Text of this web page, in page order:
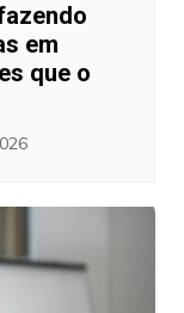
em
que o